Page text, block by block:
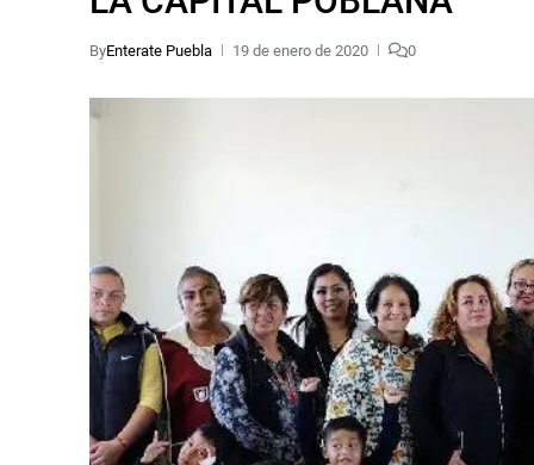
ByEnterate Puebla 19 de enero de 2020 0